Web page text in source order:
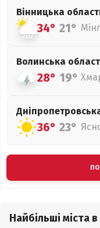
Вінницька
34° 21°
Волинська
28° 19°
36° 23°
Найбільші міста в